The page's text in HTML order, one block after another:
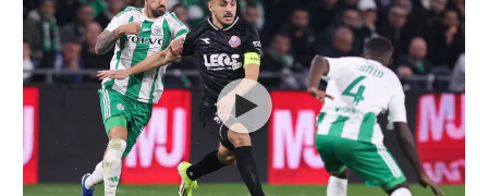
VOD
רץ ברשת
נבחרת ישראל
מכבי חיפה
בית"ר ירושלים
מכבי תל אביב
ליגה ספרדית
ליגה איטלקית
ליגה צרפתית
כדורסל נשים
מכבי תל אביב
הפועל חולון
הפועל ירושלים
יורוליג
יורוקאפ
טניס
כדוריד
כדורעף